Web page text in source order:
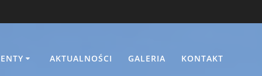
AKTUALNOŚCI GALERIA KONTAKT